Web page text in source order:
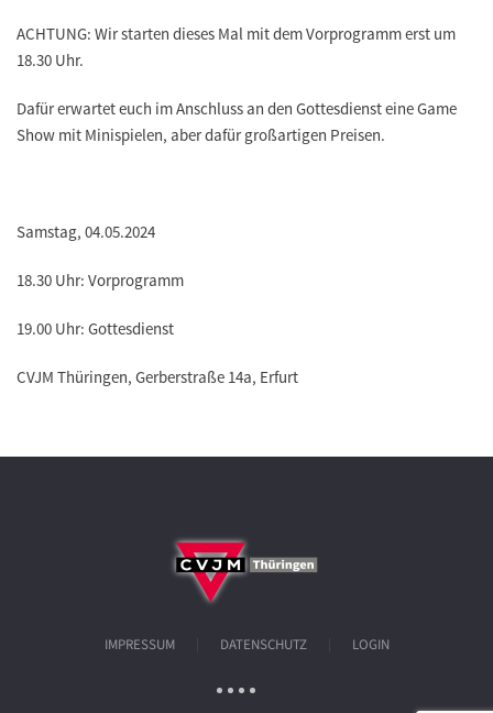
ACHTUNG: Wir starten dieses Mal mit dem Vorprogramm erst um
18.30 Uhr.
Dafür erwartet euch im Anschluss an den Gottesdienst eine Game
Show mit Minispielen, aber dafür großartigen Preisen.
Samstag, 04.05.2024
18.30 Uhr: Vorprogramm
19.00 Uhr: Gottesdienst
CVJM Thüringen, Gerberstraße 14a, Erfurt
IMPRESSUM DATENSCHUTZ LOGIN